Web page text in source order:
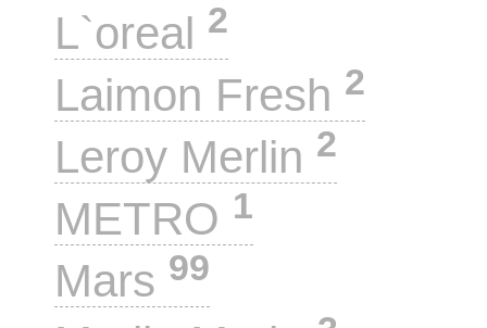
L`oreal 2
Laimon Fresh 2
Leroy Merlin 2
METRO 1
Mars 99